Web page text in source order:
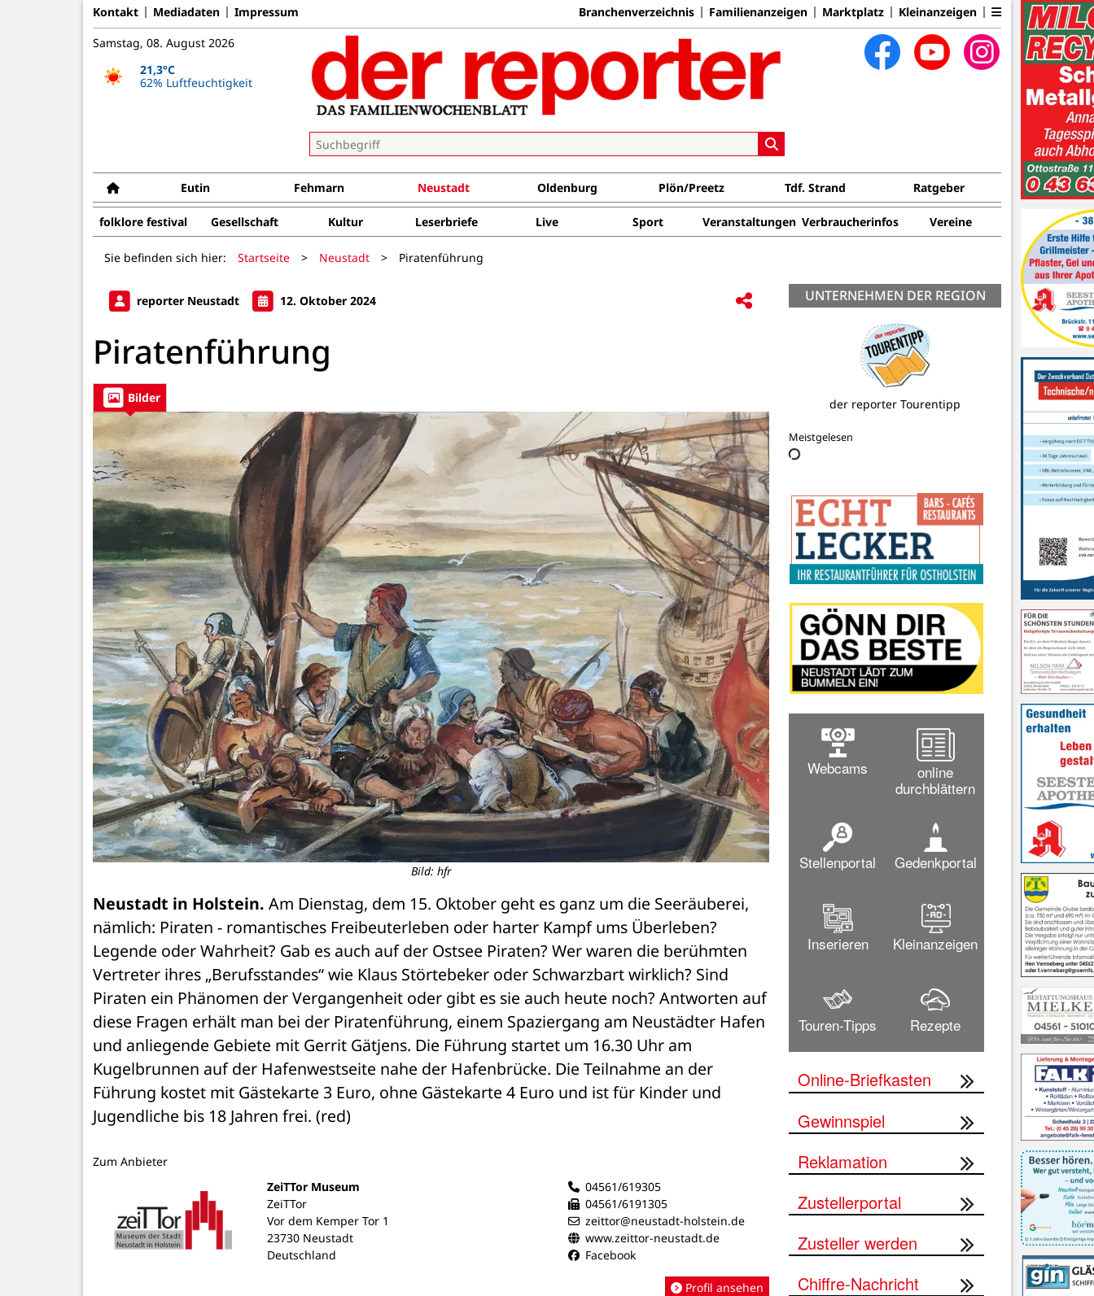
Kontakt Mediadaten Impressum Branchenverzeichnis Familienanzeigen Marktplatz Kleinanzeigen
Samstag, 08. August 2026
21,3°C
62% Luftfeuchtigkeit
Eutin Fehmarn Neustadt Oldenburg Plön/Preetz Tdf. Strand Ratgeber
folklore festival Gesellschaft Kultur Leserbriefe Live Sport Veranstaltungen Verbraucherinfos Vereine
Sie befinden sich hier: Startseite > Neustadt > Piratenführung
reporter Neustadt 12. Oktober 2024
Piratenführung
Bilder
Bild: hfr
Neustadt in Holstein. Am Dienstag, dem 15. Oktober geht es ganz um die Seeräuberei,
nämlich: Piraten - romantisches Freibeuterleben oder harter Kampf ums Überleben?
Legende oder Wahrheit? Gab es auch auf der Ostsee Piraten? Wer waren die berühmten
Vertreter ihres „Berufsstandes“ wie Klaus Störtebeker oder Schwarzbart wirklich? Sind
Piraten ein Phänomen der Vergangenheit oder gibt es sie auch heute noch? Antworten auf
diese Fragen erhält man bei der Piratenführung, einem Spaziergang am Neustädter Hafen
und anliegende Gebiete mit Gerrit Gätjens. Die Führung startet um 16.30 Uhr am
Kugelbrunnen auf der Hafenwestseite nahe der Hafenbrücke. Die Teilnahme an der
Führung kostet mit Gästekarte 3 Euro, ohne Gästekarte 4 Euro und ist für Kinder und
Jugendliche bis 18 Jahren frei. (red)
Zum Anbieter
ZeiTTor Museum
ZeiTTor
Vor dem Kemper Tor 1
23730 Neustadt
Deutschland
04561/619305
04561/6191305
zeittor@neustadt-holstein.de
www.zeittor-neustadt.de
Facebook
Profil ansehen
UNTERNEHMEN DER REGION
Hilfe für die Ukraine
Meistgelesen
Webcams
online
durchblättern
Stellenportal Gedenkportal
Inserieren Kleinanzeigen
Touren-Tipps Rezepte
Online-Briefkasten
Gewinnspiel
Reklamation
Zustellerportal
Zusteller werden
Chiffre-Nachricht